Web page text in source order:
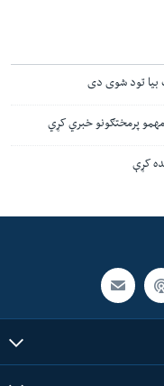
بیا تود شوی دی
پرمختګونو خبري کړي
کړې